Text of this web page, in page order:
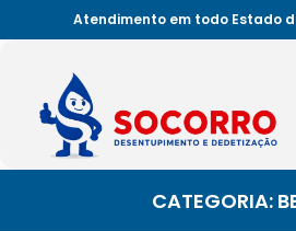
Atendimento em todo Estado
CATEGORIA: